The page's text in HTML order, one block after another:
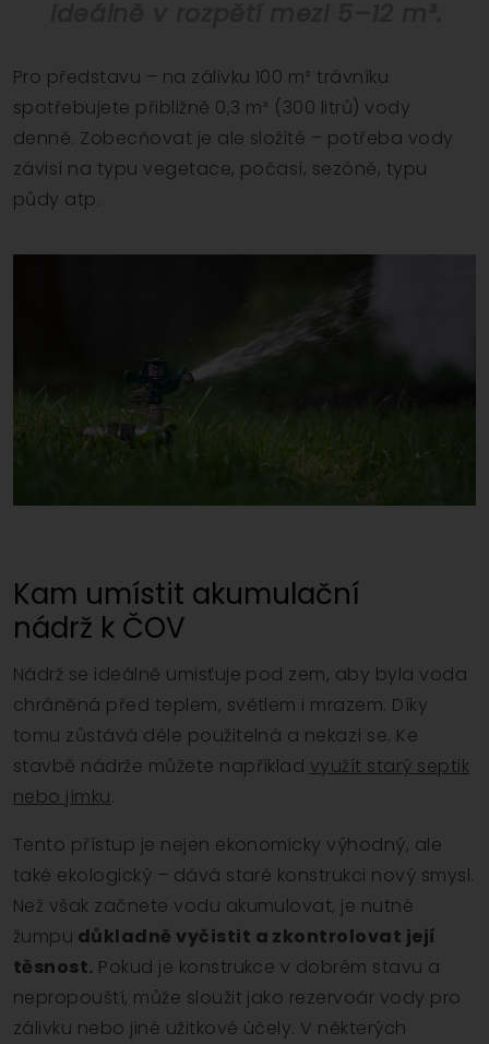
Pro představu – na zálivku 100 m² trávníku
spotřebujete přibližně 0,3 m³ (300 litrů) vody
denně. Zobecňovat je ale složité – potřeba vody
závisí na typu vegetace, počasí, sezóně, typu
půdy atp.
Kam umístit akumulační
nádrž k ČOV
Nádrž se ideálně umisťuje pod zem, aby byla voda
chráněná před teplem, světlem i mrazem. Díky
tomu zůstává déle použitelná a nekazí se. Ke
stavbě nádrže můžete například využít starý septik
nebo jímku.
Tento přístup je nejen ekonomicky výhodný, ale
také ekologický – dává staré konstrukci nový smysl.
Než však začnete vodu akumulovat, je nutné
žumpu důkladně vyčistit a zkontrolovat její
těsnost. Pokud je konstrukce v dobrém stavu a
nepropouští, může sloužit jako rezervoár vody pro
zálivku nebo jiné užitkové účely. V některých